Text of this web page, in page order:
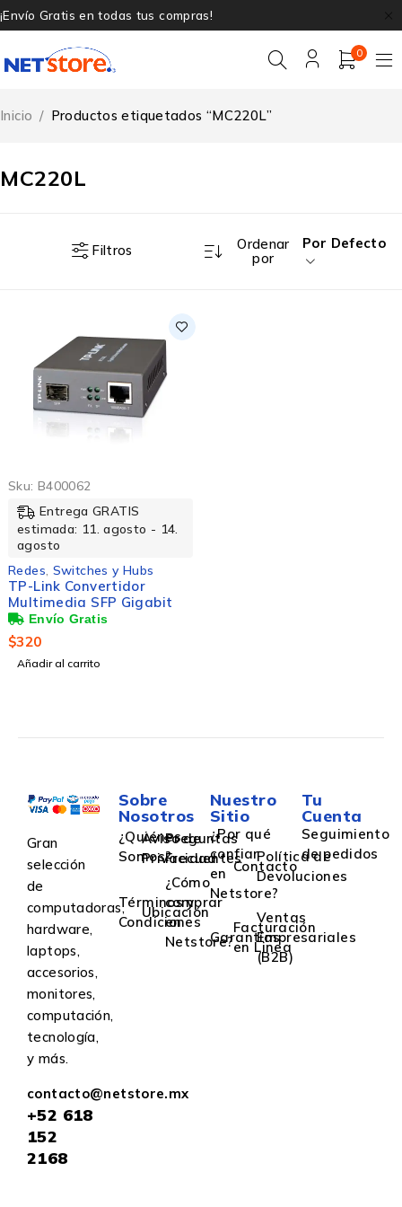
¡Envío Gratis en todas tus compras!
0
MC220L
Inicio / Productos etiquetados “MC220L”
Filtros
Ordenar
por
Por Defecto
Sku: B400062
Entrega GRATIS
estimada: 11. agosto - 14.
agosto
Redes Switches y Hubs
TP-Link Convertidor
Multimedia SFP Gigabit
$320
Añadir al carrito
Gran
selección
de
computadoras,
hardware,
laptops,
accesorios,
monitores,
computación,
tecnología,
y más.
contacto@netstore.mx
+52 618
152
2168
Sobre
Nosotros
¿Quiénes
Somos?
Aviso de
Privacidad
Preguntas
Frecuentes
Términos y
Condiciones
Ubicación
¿Cómo
comprar
en
Netstore?
Nuestro
Sitio
¿Por qué
confiar
en
Netstore?
Contacto
Política de
Devoluciones
Garantías
Facturación
en Linea
Ventas
Empresariales
(B2B)
Tu
Cuenta
Seguimiento
de pedidos